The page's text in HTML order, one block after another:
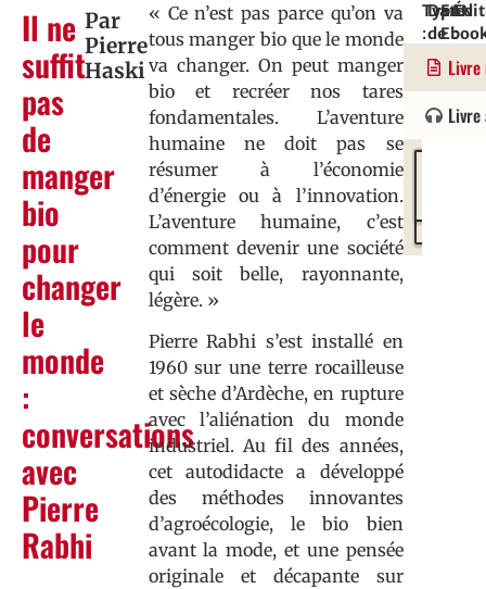
Il ne
suffit
pas
de
manger
bio
pour
changer
le
monde
:
conversations
avec
Pierre
Rabhi
Par
Pierre
Haski
« Ce n’est pas parce qu’on va
tous manger bio que le monde
va changer. On peut manger
bio et recréer nos tares
fondamentales. L’aventure
humaine ne doit pas se
résumer à l’économie
d’énergie ou à l’innovation.
L’aventure humaine, c’est
comment devenir une société
qui soit belle, rayonnante,
légère. »
Pierre Rabhi s’est installé en
1960 sur une terre rocailleuse
et sèche d’Ardèche, en rupture
avec l’aliénation du monde
industriel. Au fil des années,
cet autodidacte a développé
des méthodes innovantes
d’agroécologie, le bio bien
avant la mode, et une pensée
originale et décapante sur
Type
:
Roman
Date
de
:
EAN
:
/